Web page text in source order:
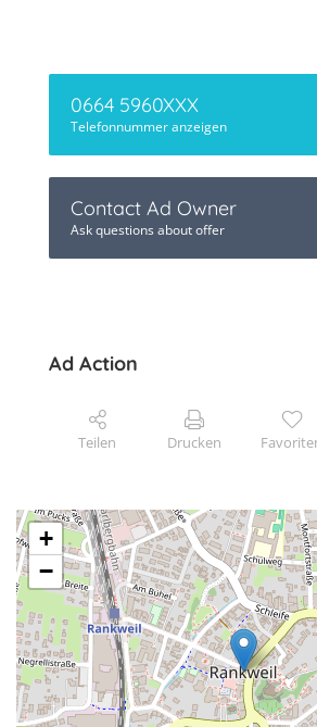
0664 5960XXX
Telefonnummer anzeigen
Contact Ad Owner
Ask questions about offer
Ad Action
Teilen Drucken
+
−